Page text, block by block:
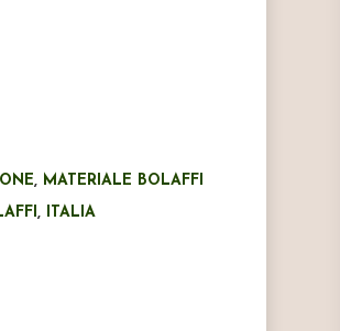
, MATERIALE BOLAFFI
, ITALIA